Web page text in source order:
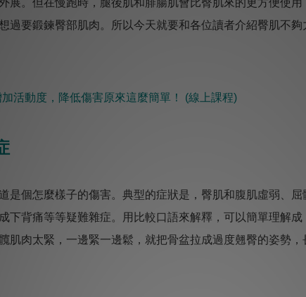
展。但在慢跑時，腿後肌和腓腸肌會比臀肌來的更方便使
過要鍛鍊臀部肌肉。
所以今天就要和各位讀者介紹臀肌不
活動度，降低傷害原來這麼簡單！ ​(線上課程)
是個怎麼樣子的傷害。典型的症狀是，臀肌和腹肌虛弱、
下背痛等等疑難雜症。用比較口語來解釋，可以簡單理解
肌肉太緊，一邊緊一邊鬆，就把骨盆拉成過度翹臀的姿勢